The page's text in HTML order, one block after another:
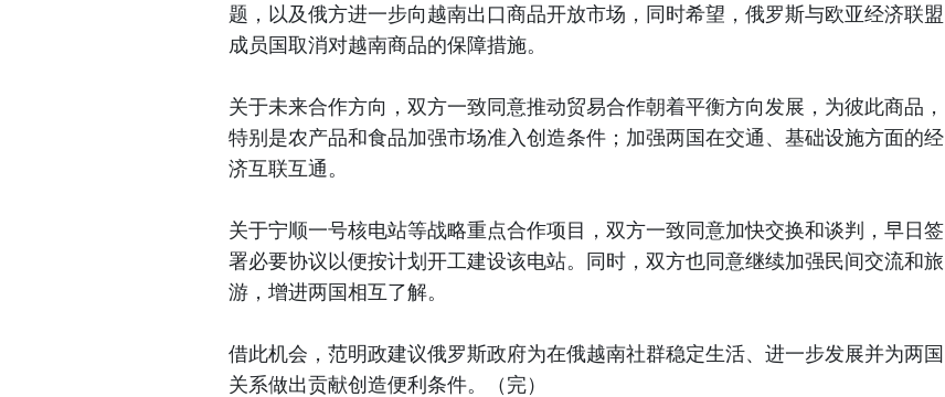
题，以及俄方进一步向越南出口商品开放市场，同时希望，俄罗斯与欧亚经济联盟
成员国取消对越南商品的保障措施。
关于未来合作方向，双方一致同意推动贸易合作朝着平衡方向发展，为彼此商品，
特别是农产品和食品加强市场准入创造条件；加强两国在交通、基础设施方面的经
济互联互通。
关于宁顺一号核电站等战略重点合作项目，双方一致同意加快交换和谈判，早日签
署必要协议以便按计划开工建设该电站。同时，双方也同意继续加强民间交流和旅
游，增进两国相互了解。
借此机会，范明政建议俄罗斯政府为在俄越南社群稳定生活、进一步发展并为两国
关系做出贡献创造便利条件。（完）